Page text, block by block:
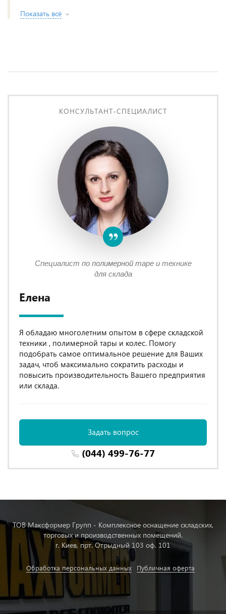
Показать всё
КОНСУЛЬТАНТ-СПЕЦИАЛИСТ
Специалист по полимерной таре и технике
для склада
Елена
Я обладаю многолетним опытом в сфере складской
техники , полимерной тары и колес. Помогу
подобрать самое оптимальное решение для Ваших
задач, чтоб максимально сократить расходы и
повысить производительность Вашего предприятия
или склада.
Задать вопрос
(044) 499-76-77
ТОВ Максформер Групп - Комплексное оснащение складских,
торговых и производственных помещений.
г. Киев, прт. Отрыдный 103 оф. 101
Обработка персональных данных Публичная оферта